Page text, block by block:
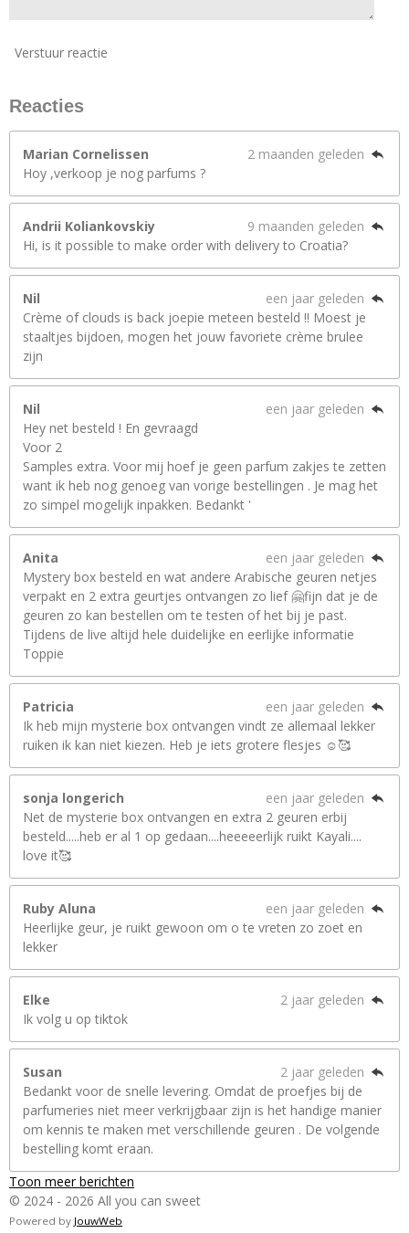
Verstuur reactie
Reacties
Marian Cornelissen
2 maanden geleden
Hoy ,verkoop je nog parfums ?
Andrii Koliankovskiy
9 maanden geleden
Hi, is it possible to make order with delivery to Croatia?
Nil
een jaar geleden
Crème of clouds is back joepie meteen besteld !! Moest je
staaltjes bijdoen, mogen het jouw favoriete crème brulee
zijn
Nil
een jaar geleden
Hey net besteld ! En gevraagd
Voor 2
Samples extra. Voor mij hoef je geen parfum zakjes te zetten
want ik heb nog genoeg van vorige bestellingen . Je mag het
zo simpel mogelijk inpakken. Bedankt '
Anita
een jaar geleden
Mystery box besteld en wat andere Arabische geuren netjes
verpakt en 2 extra geurtjes ontvangen zo lief 🤗fijn dat je de
geuren zo kan bestellen om te testen of het bij je past.
Tijdens de live altijd hele duidelijke en eerlijke informatie
Toppie
Patricia
een jaar geleden
Ik heb mijn mysterie box ontvangen vindt ze allemaal lekker
ruiken ik kan niet kiezen. Heb je iets grotere flesjes ☺️🥰
sonja longerich
een jaar geleden
Net de mysterie box ontvangen en extra 2 geuren erbij
besteld.....heb er al 1 op gedaan....heeeeerlijk ruikt Kayali....
love it🥰
Ruby Aluna
een jaar geleden
Heerlijke geur, je ruikt gewoon om o te vreten zo zoet en
lekker
Elke
2 jaar geleden
Ik volg u op tiktok
Susan
2 jaar geleden
Bedankt voor de snelle levering. Omdat de proefjes bij de
parfumeries niet meer verkrijgbaar zijn is het handige manier
om kennis te maken met verschillende geuren . De volgende
bestelling komt eraan.
Toon meer berichten
© 2024 - 2026 All you can sweet
Powered by JouwWeb